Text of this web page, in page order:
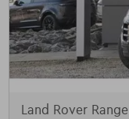
Land Rover